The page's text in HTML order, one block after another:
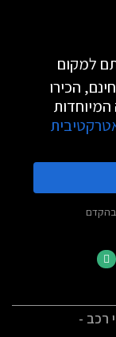
למקום
הכירו
בהקדם
רכב -